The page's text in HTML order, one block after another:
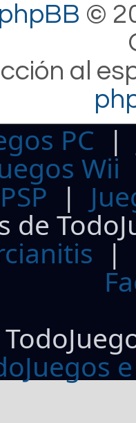
phpBB ©
al
PC
Wii
PSP |
de
|